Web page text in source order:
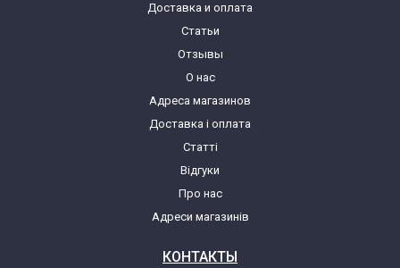
Доставка и оплата
Статьи
Отзывы
О нас
Адреса магазинов
Доставка і оплата
Статті
Відгуки
Про нас
Адреси магазинів
КОНТАКТЫ